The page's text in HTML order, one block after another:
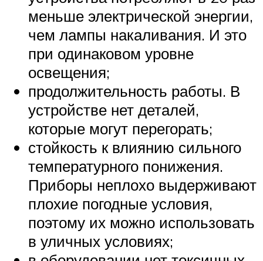
меньше электрической энергии,
чем лампы накаливания. И это
при одинаковом уровне
освещения;
продолжительность работы. В
устройстве нет деталей,
которые могут перегорать;
стойкость к влиянию сильного
температурного понижения.
Приборы неплохо выдерживают
плохие погодные условия,
поэтому их можно использовать
в уличных условиях;